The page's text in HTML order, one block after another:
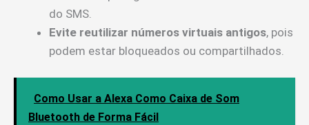
do SMS.
Evite reutilizar números virtuais antigos, pois
podem estar bloqueados ou compartilhados.
Como Usar a Alexa Como Caixa de Som
Bluetooth de Forma Fácil